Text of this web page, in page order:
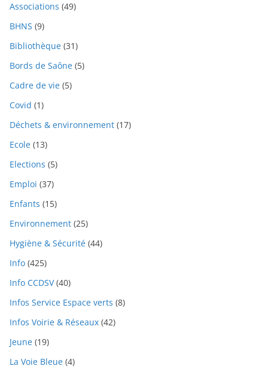
Associations (49)
BHNS (9)
Bibliothèque (31)
Bords de Saône (5)
Cadre de vie (5)
Covid (1)
Déchets & environnement (17)
Ecole (13)
Elections (5)
Emploi (37)
Enfants (15)
Environnement (25)
Hygiène & Sécurité (44)
Info (425)
Info CCDSV(40)
Infos Service Espace verts (8)
Infos Voirie & Réseaux (42)
Jeune (19)
La Voie Bleue (4)